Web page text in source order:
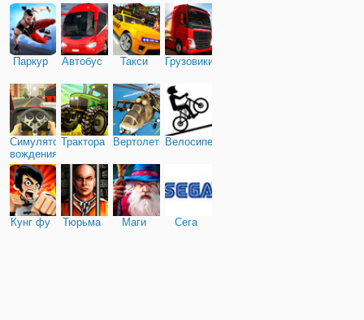
Паркур Автобус Такси Грузовики
Симулятор
вождения
Трактора ВертолетыВелосипед
Кунг фу Тюрьма Маги Сега